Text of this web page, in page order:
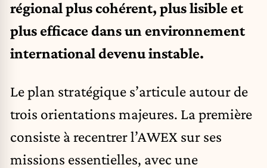
régional plus cohérent, plus lisible et
plus efficace dans un environnement
international devenu instable.
Le plan stratégique s’articule autour de
trois orientations majeures. La première
consiste à recentrer l’AWEX sur ses
missions essentielles, avec une